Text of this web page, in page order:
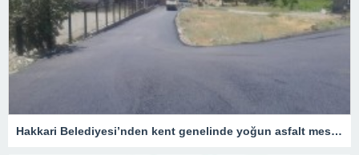
Hakkari Belediyesi’nden kent genelinde yoğun asfalt mesaisi